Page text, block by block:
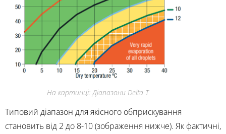
На картинці: Діапазони Delta T
Типовий діапазон для якісного обприскування
становить від 2 до 8-10 (зображення нижче). Як фактичні,